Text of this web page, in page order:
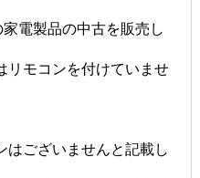
電製品の中古を販売し
リモコンを付けていませ
はございませんと記載し